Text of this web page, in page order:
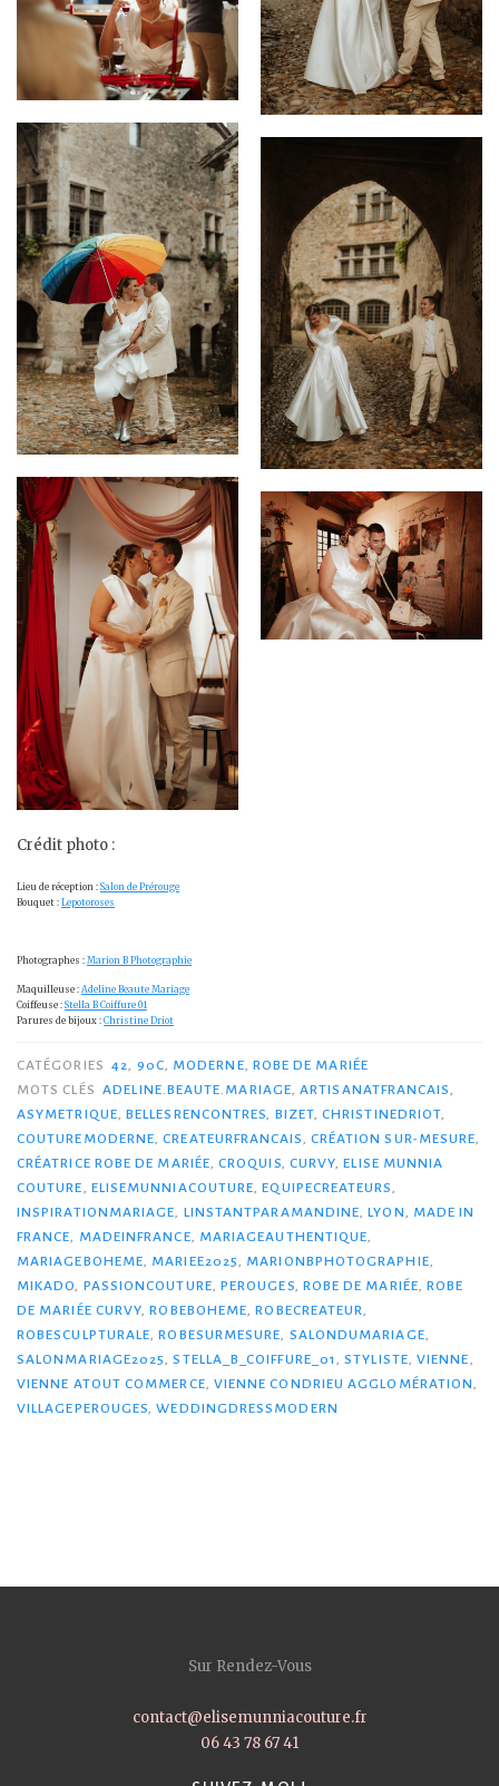
Crédit photo :
Lieu de réception : Salon de Prérouge
Bouquet : Lepotoroses
Photographes : Marion B Photographie
Maquilleuse : Adeline Beaute Mariage
Coiffeuse : Stella B Coiffure 01
Parures de bijoux : Christine Driot
CATÉGORIES 42, 90C, MODERNE, ROBE DE MARIÉE
MOTS CLÉS ADELINE.BEAUTE.MARIAGE,ARTISANATFRANCAIS,
ASYMETRIQUE,BELLESRENCONTRES, BIZET,CHRISTINEDRIOT,
COUTUREMODERNE,CREATEURFRANCAIS, CRÉATION SUR-MESURE,
CRÉATRICE ROBE DE MARIÉE,CROQUIS, CURVY,ELISE MUNNIA
COUTURE, ELISEMUNNIACOUTURE,EQUIPECREATEURS,
INSPIRATIONMARIAGE, LINSTANTPARAMANDINE,LYON, MADE IN
FRANCE, MADEINFRANCE, MARIAGEAUTHENTIQUE,
MARIAGEBOHEME, MARIEE2025, MARIONBPHOTOGRAPHIE,
MIKADO, PASSIONCOUTURE, PEROUGES, ROBE DE MARIÉE,ROBE
DE MARIÉE CURVY,ROBEBOHEME,ROBECREATEUR,
ROBESCULPTURALE,ROBESURMESURE, SALONDUMARIAGE,
SALONMARIAGE2025,STELLA_B_COIFFURE_01,STYLISTE,VIENNE,
VIENNE ATOUT COMMERCE, VIENNE CONDRIEU AGGLOMÉRATION,
VILLAGEPEROUGES,WEDDINGDRESSMODERN
Sur Rendez-Vous
contact@elisemunniacouture.fr
06 43 78 67 41